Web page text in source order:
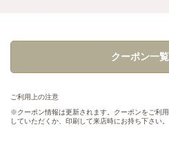
クーポン一
ご利用上の注意
クーポン情報は更新されます。クーポンをご利
していただくか、印刷して来店時にお持ち下さい。
この店舗情報を
【ゆっくり飲むならコレ！】生
980円！ | 【個室完備】浜焼き
知立駅前店